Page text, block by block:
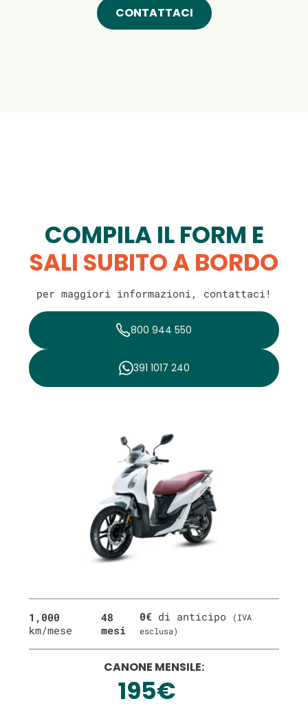
CONTATTACI
COMPILA IL FORM E
SALI SUBITO A BORDO
per maggiori informazioni, contattaci!
800 944 550
391 1017 240
1,000
km/mese
48
mesi
0€ di anticipo
(IVA
esclusa)
CANONE MENSILE:
195€